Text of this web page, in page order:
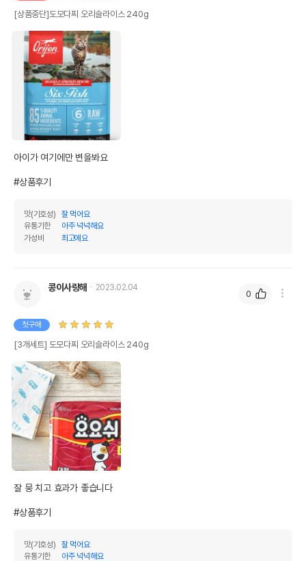
상품 필수 정보
법에 의한 인증,허가 등을
받았음을 확인할수 있는
경우 그에 대한 사항
제조자,수입품의 경우
수입자를 함께 표기
AS책임자와 전화번호
또는 소비자상담 관련
전화번호
유통기한
[상품중단]도모다찌 오리슬라이스 240g
아이가 여기에만 변을봐요
#상품후기
맛(기호성)
잘 먹어요
유통기한
아주 넉넉해요
가성비
최고에요
콩이사랑해 2023.02.04
첫구매
[3개세트] 도모다찌 오리슬라이스 240g
잘 뭉 치고 효과가 좋습니다
#상품후기
맛(기호성)
잘 먹어요
유통기한
아주 넉넉해요
0